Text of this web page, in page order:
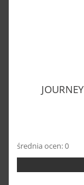
średnia ocen: 0